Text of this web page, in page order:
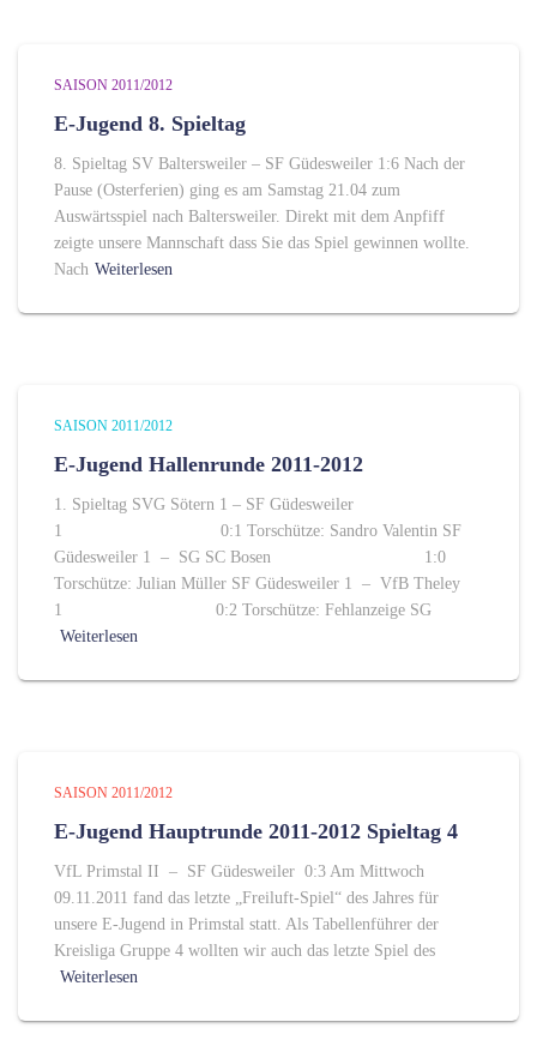
SAISON 2011/2012
E-Jugend 8. Spieltag
8. Spieltag SV Baltersweiler – SF Güdesweiler 1:6 Nach der
Pause (Osterferien) ging es am Samstag 21.04 zum
Auswärtsspiel nach Baltersweiler. Direkt mit dem Anpfiff
zeigte unsere Mannschaft dass Sie das Spiel gewinnen wollte.
Nach Weiterlesen
SAISON 2011/2012
E-Jugend Hallenrunde 2011-2012
1. Spieltag SVG Sötern 1 – SF Güdesweiler
1 0:1 Torschütze: Sandro Valentin SF
Güdesweiler 1 – SG SC Bosen 1:0
Torschütze: Julian Müller SF Güdesweiler 1 – VfB Theley
1 0:2 Torschütze: Fehlanzeige SG
Weiterlesen
SAISON 2011/2012
E-Jugend Hauptrunde 2011-2012 Spieltag 4
VfL Primstal II – SF Güdesweiler 0:3 Am Mittwoch
09.11.2011 fand das letzte „Freiluft-Spiel“ des Jahres für
unsere E-Jugend in Primstal statt. Als Tabellenführer der
Kreisliga Gruppe 4 wollten wir auch das letzte Spiel des
Weiterlesen